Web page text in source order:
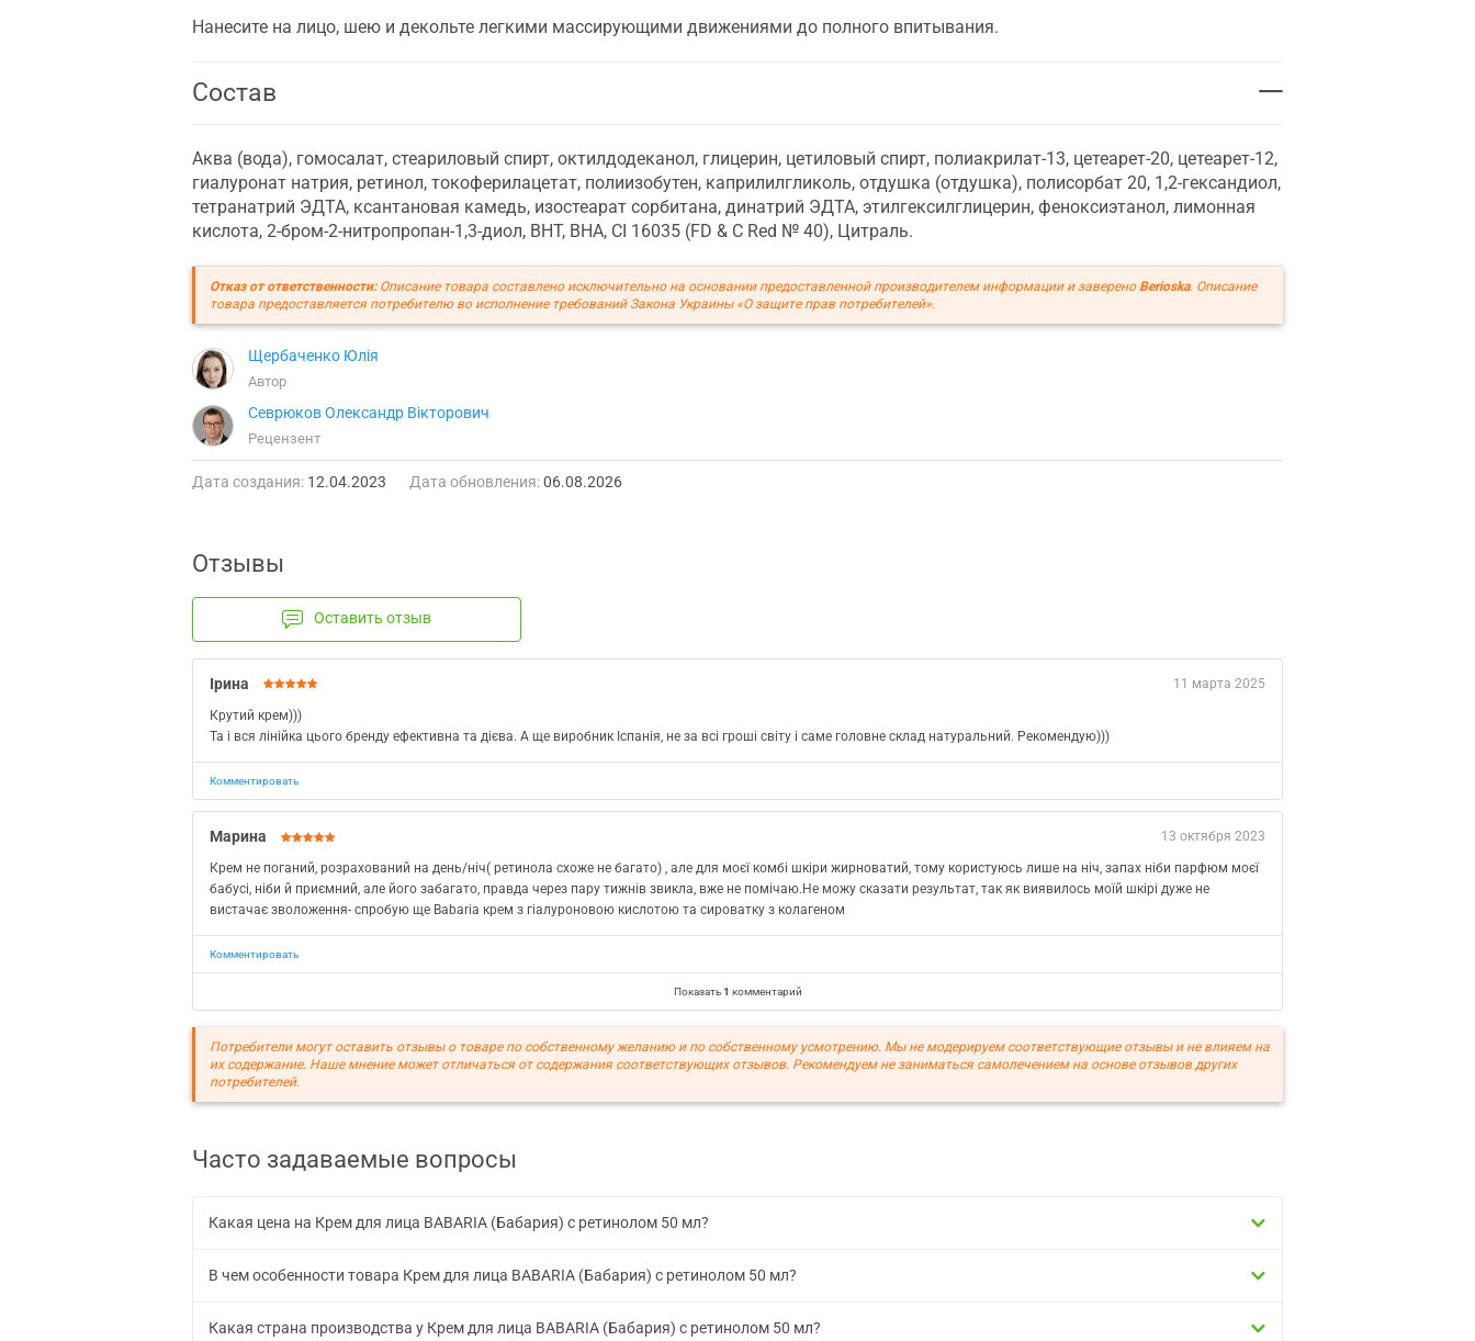
Нанесите на лицо, шею и декольте легкими массирующими движениями до полного впитывания.
Состав
Аква (вода), гомосалат, стеариловый спирт, октилдодеканол, глицерин, цетиловый спирт, полиакрилат-13, цетеарет-20, цетеарет-12,
гиалуронат натрия, ретинол, токоферилацетат, полиизобутен, каприлилгликоль, отдушка (отдушка), полисорбат 20, 1,2-гександиол,
тетранатрий ЭДТА, ксантановая камедь, изостеарат сорбитана, динатрий ЭДТА, этилгексилглицерин, феноксиэтанол, лимонная
кислота, 2-бром-2-нитропропан-1,3-диол, BHT, BHA, CI 16035 (FD & C Red № 40), Цитраль.
Отказ от ответственности:Описание товара составлено исключительно на основании предоставленной производителем информации и заверено Berioska. Описание
товара предоставляется потребителю во исполнение требований Закона Украины «О защите прав потребителей».
Щербаченко Юлія
Автор
Севрюков Олександр Вікторович
Рецензент
Дата создания: 12.04.2023 Дата обновления:06.08.2026
Отзывы
Оставить отзыв
11 марта 2025
Ірина
Крутий крем)))
Та і вся лінійка цього бренду ефективна та дієва. А ще виробник Іспанія, не за всі гроші світу і саме головне склад натуральний. Рекомендую)))
Комментировать
13 октября 2023
Марина
Крем не поганий, розрахований на день/ніч( ретинола схоже не багато) , але для моєї комбі шкіри жирноватий, тому користуюсь лише на ніч, запах ніби парфюм моєї
бабусі, ніби й приємний, але його забагато, правда через пару тижнів звикла, вже не помічаю.Не можу сказати результат, так як виявилось моїй шкірі дуже не
вистачає зволоження- спробую ще Babaria крем з гіалуроновою кислотою та сироватку з колагеном
Комментировать
Показать1 комментарий
Потребители могут оставить отзывы о товаре по собственному желанию и по собственному усмотрению. Мы не модерируем соответствующие отзывы и не влияем на
их содержание. Наше мнение может отличаться от содержания соответствующих отзывов. Рекомендуем не заниматься самолечением на основе отзывов других
потребителей.
Часто задаваемые вопросы
Какая цена на Крем для лица BABARIA (Бабария) с ретинолом 50 мл?
В чем особенности товара Крем для лица BABARIA (Бабария) с ретинолом 50 мл?
Какая страна производства у Крем для лица BABARIA (Бабария) с ретинолом 50 мл?